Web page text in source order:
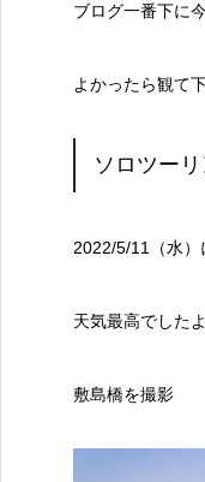
ブログ一番下に
よかったら観て
ソロツー
2022/5/11（水）
天気最高でしたよ
敷島橋を撮影